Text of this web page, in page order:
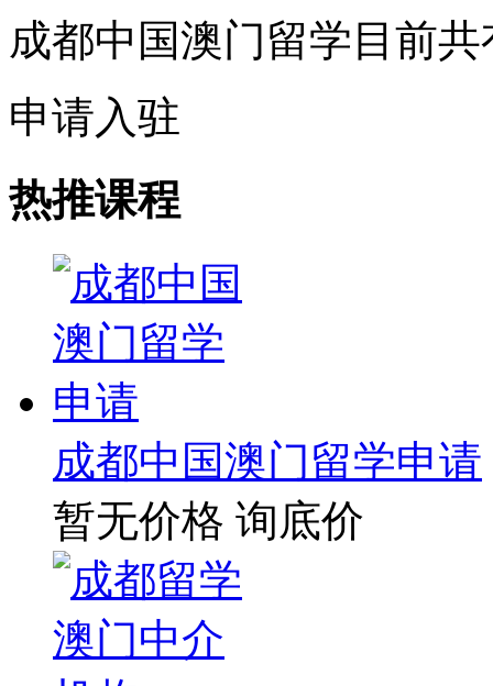
成都中国澳门留学目前
申请入驻
热推课程
成都中国澳门留学申请
暂无价格 询底价